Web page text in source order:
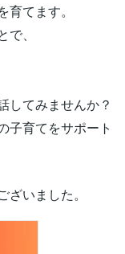
てます。
、
してみませんか？
子育てをサポート
いました。